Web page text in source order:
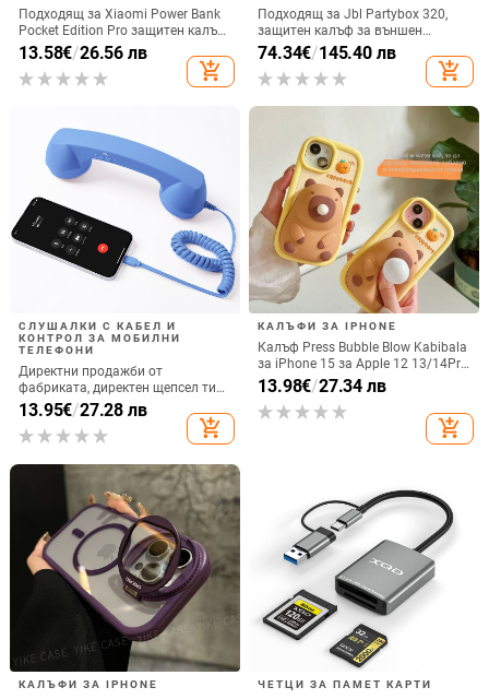
Подходящ за Xiaomi Power Bank
Pocket Edition Pro защитен калъф
33W силиконов 10000mA
неплъзгащ се защитен калъф за
Power Bank
13.58€/26.56 лв
add_shopping_cart
Подходящ за Jbl Partybox 320,
защитен калъф за външен
високоговорител, калъф за
количка Stage 320 Audio,
прахозащитно покритие.
74.34€/145.40 лв
add_shopping_cart
СЛУШАЛКИ С КАБЕЛ И
КОНТРОЛ ЗА МОБИЛНИ
ТЕЛЕФОНИ
Директни продажби от
фабриката, директен щепсел тип
C, мобилен телефон, Douyin
Internet Celebrity, електрически
микрофон, слушалки с C порт,
13.95€/27.28 лв
add_shopping_cart
КАЛЪФИ ЗА IPHONE
Калъф Press Bubble Blow Kabibala
за iPhone 15 за Apple 12 13/14Pro
Max, устойчив на изпускане 11
13.98€/27.34 лв
add_shopping_cart
КАЛЪФИ ЗА IPHONE ЧЕТЦИ ЗА ПАМЕТ КАРТИ